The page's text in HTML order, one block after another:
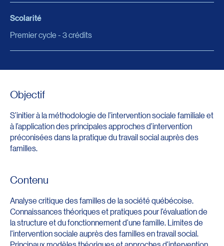
Scolarité
Premier cycle - 3 crédits
Objectif
S’initier à la méthodologie de l’intervention sociale familiale et
à l’application des principales approches d’intervention
préconisées dans la pratique du travail social auprès des
familles.
Contenu
Analyse critique des familles de la société québécoise.
Connaissances théoriques et pratiques pour l’évaluation de
la structure et du fonctionnement d’une famille. Limites de
l’intervention sociale auprès des familles en travail social.